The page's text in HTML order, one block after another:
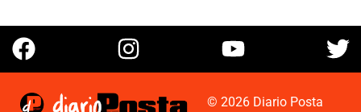
© 2026 Diario Posta